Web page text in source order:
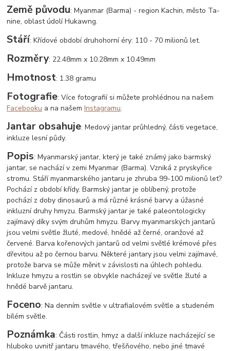
Země původu: Myanmar (Barma) - region Kachin, město Ta-
nine, oblast údolí Hukawng.
Stáří: Křídové období druhohorní éry: 110 - 70 milionů let.
Rozměry: 22.48mm x 10.28mm x 10.49mm
Hmotnost: 1.38 gramu
Fotografie: Více fotografií si můžete prohlédnou na našem
Facebooku a na našemInstagramu.
Jantar obsahuje: Medový jantar průhledný, části vegetace,
inkluze lesní půdy.
Popis: Myanmarský jantar, který je také známý jako barmský
jantar, se nachází v zemi Myanmar (Barma). Vzniká z pryskyřice
stromu. Stáří myanmarského jantaru je zhruba 99-100 milionů let?
Pochází z období křídy. Barmský jantar je oblíbený, protože
pochází z doby dinosaurů a má různé krásné barvy a úžasné
inkluzní druhy hmyzu. Barmský jantar je také paleontologicky
zajímavý díky svým druhům hmyzu. Barvy myanmarských jantarů
jsou velmi světle žluté, medové, hnědé až černé, oranžové až
červené. Barva kořenových jantarů od velmi světlé krémové přes
dřevitou až po černou barvu. Některé jantary jsou velmi zajímavé,
protože barva se může měnit v závislosti na úhlech pohledu.
Inkluze hmyzu a rostlin se obvykle nacházejí ve světle žluté a
hnědé barvě jantaru.
Foceno: Na denním světle v ultrafialovém světle a studeném
bílém světle.
Poznámka: Části rostlin, hmyz a další inkluze nacházející se
hluboko uvnitř jantaru tmavého, třešňového, nebo jiné tmavé